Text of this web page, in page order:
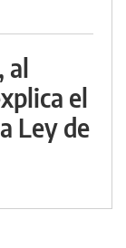
al
el
Ley de